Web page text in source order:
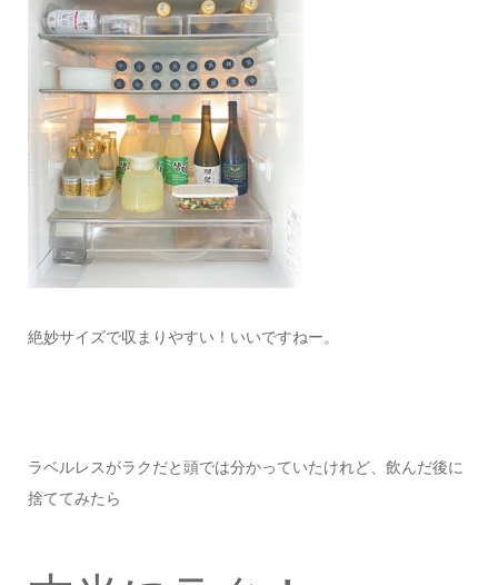
絶妙サイズで収まりやすい！いいですねー。
ラベルレスがラクだと頭では分かっていたけれど、飲んだ後に
捨ててみたら